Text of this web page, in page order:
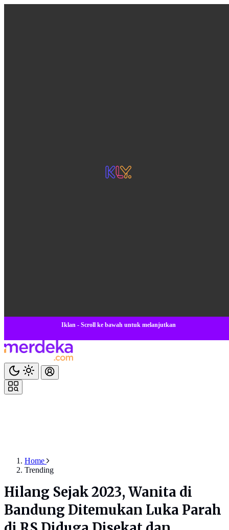
Iklan - Scroll ke bawah untuk melanjutkan
Home
Trending
Hilang Sejak 2023, Wanita di
Bandung Ditemukan Luka Parah